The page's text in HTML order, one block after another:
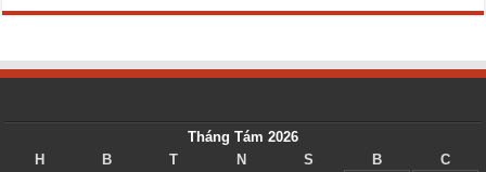
Tháng Tám 2026
H
B T N S B
C